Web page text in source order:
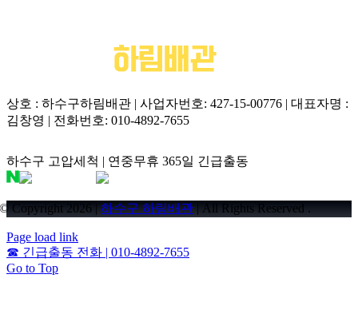
상호 : 하수구하림배관 | 사업자번호: 427-15-00776 | 대표자명 :
김창영 | 전화번호: 010-4892-7655
하수구 고압세척 | 연중무휴 365일 긴급출동
© Copyright 2026 |하수구 하림배관 | All Rights Reserved .
Page load link
☎ 긴급출동 전화 | 010-4892-7655
Go to Top